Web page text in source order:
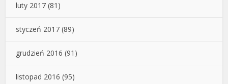
luty 2017 (81)
styczeń 2017 (89)
grudzień 2016 (91)
listopad 2016 (95)